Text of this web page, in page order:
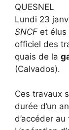
QUESNEL
Lundi 23
SNCF et élus
officiel des
quais de la
(Calvados).
Ces travaux
durée d’un
d’accéder